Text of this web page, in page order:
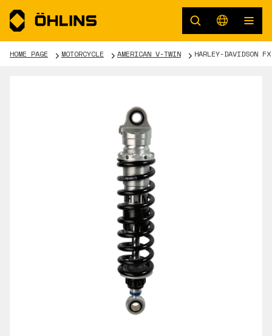
HOME PAGE MOTORCYCLE AMERICAN V-TWIN HARLEY-DAVIDSON